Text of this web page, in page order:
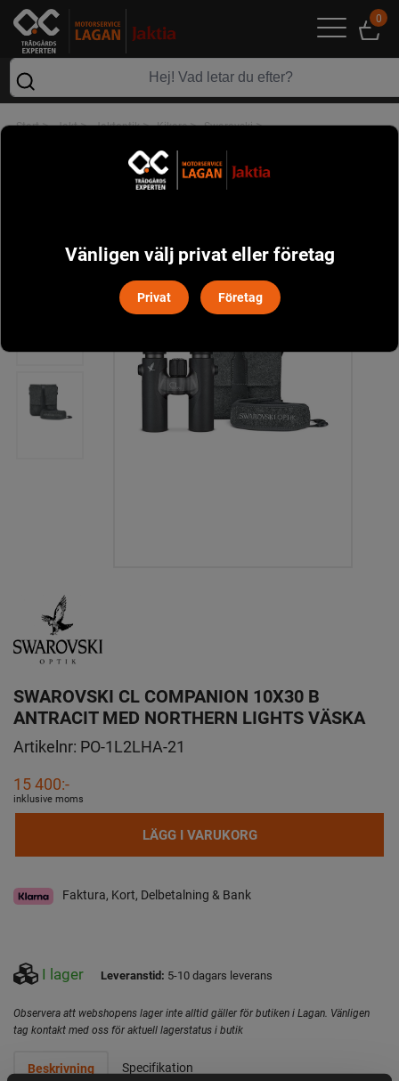
0
Start> Jakt> Jaktoptik> Kikare> Swarovski>
SWAROVSKI CL COMPANION 10X30 B
ANTRACIT MED NORTHERN LIGHTS VÄSKA
Artikelnr: PO-1L2LHA-21
15 400:-
inklusive moms
LÄGG I VARUKORG
Faktura, Kort, Delbetalning & Bank
I lager Leveranstid: 5-10 dagars leverans
Observera att webshopens lager inte alltid gäller för butiken i Lagan. Vänligen
tag kontakt med oss för aktuell lagerstatus i butik
Beskrivning Specifikation
Vänligen välj privat eller företag
Privat Företag